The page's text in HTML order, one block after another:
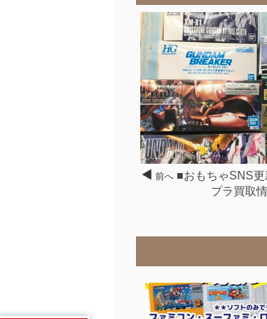
前へ ■おもちゃSNS
プラ買取